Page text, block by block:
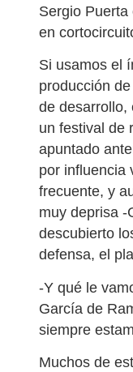
Sergio
en
Si usamos el
producción
de desarrollo,
un festival de
apuntado
por influencia
frecuente, y
muy deprisa -
descubierto
defensa, el
-Y qué le
García de
siempre
Muchos de